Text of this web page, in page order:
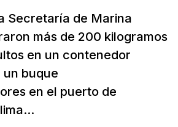
Secretaría de Marina
más de 200 kilogramos
en un contenedor
buque
en el puerto de